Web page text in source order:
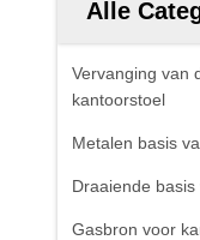
Alle
Vervanging van
kantoorstoel
Metalen basis
Draaiende
Gasbron voor